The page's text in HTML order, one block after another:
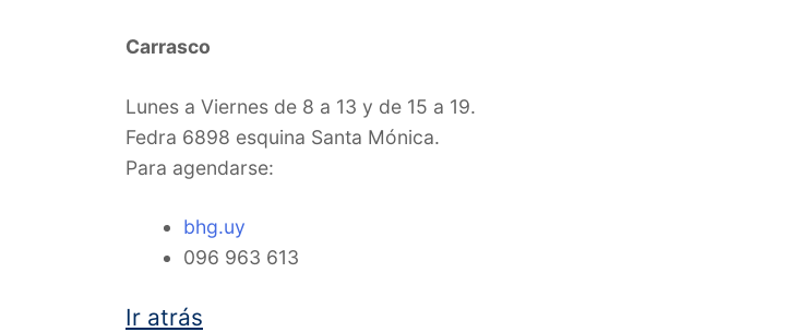
Carrasco
Lunes a Viernes de 8 a 13 y de 15 a 19.
Fedra 6898 esquina Santa Mónica.
Para agendarse:
bhg.uy
096 963 613
Ir atrás